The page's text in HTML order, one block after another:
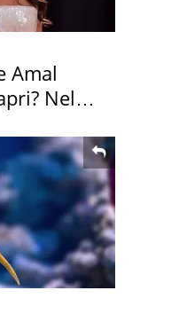
Amal
Nel